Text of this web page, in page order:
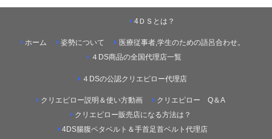
ホーム
4ＤＳとは？
姿勢について
医療従事者,学生のための語呂合わせ。
４DS商品の全国代理店一覧
４DSの公認クリエピロー代理店
クリエピロー説明＆使い方動画
クリエピロー Q＆A
クリエピロー販売店になる方法は？
4DS腸腹ペタベルト＆手首足首ベルト代理店